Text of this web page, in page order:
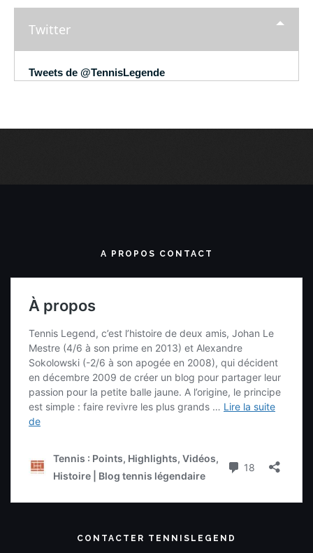
Twitter
Tweets de @TennisLegende
A PROPOS CONTACT
CONTACTER TENNISLEGEND